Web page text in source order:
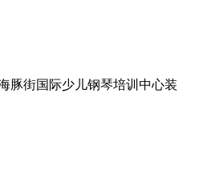
豚街国际少儿钢琴培训中心装